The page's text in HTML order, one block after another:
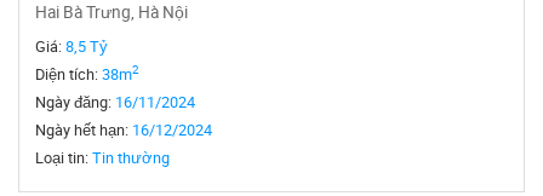
Hai Bà Trưng, Hà Nội
Giá:8,5 Tỷ
Diện tích:38m2
Ngày đăng: 16/11/2024
Ngày hết hạn: 16/12/2024
Loại tin:Tin thường